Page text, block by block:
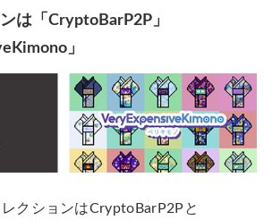
は「CryptoBarP2P」
」
クションはCryptoBarP2Pと